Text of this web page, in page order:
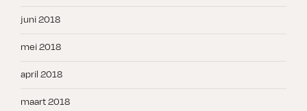
juni 2018
mei 2018
april 2018
maart 2018